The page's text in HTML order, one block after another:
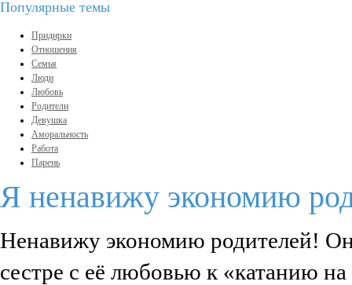
Популярные темы
Придирки
Отношения
Семья
Люди
Любовь
Родители
Девушка
Аморальность
Работа
Парень
Я ненавижу экономию
Ненавижу экономию родителей!
сестре с её любовью к «катанию